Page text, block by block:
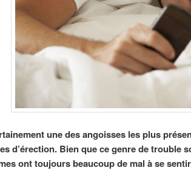
une des angoisses les plus
d’érection. Bien que ce genre de trouble
ont toujours beaucoup de mal à se